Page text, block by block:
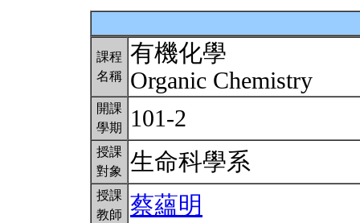
課程
名稱
有機化學
Organic Chemistry
開課
學期
101-2
授課
對象
生命科學系
授課
教師
蔡蘊明